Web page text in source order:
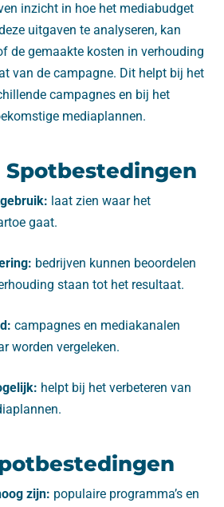
inzicht in hoe het mediabudget
uitgaven te analyseren, kan
de gemaakte kosten in verhouding
van de campagne. Dit helpt bij het
campagnes en bij het
mediaplannen.
Spotbestedingen
laat zien waar het
gaat.
bedrijven kunnen beoordelen
staan tot het resultaat.
campagnes en mediakanalen
worden vergeleken.
helpt bij het verbeteren van
zijn: populaire programma’s en